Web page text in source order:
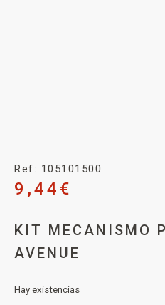
Ref: 105101500
9,44 €
KIT MECANISMO
AVENUE
Hay existencias